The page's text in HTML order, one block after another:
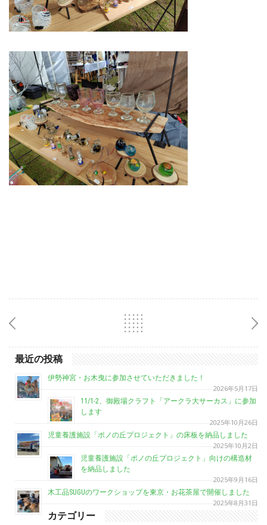
最近の投稿
伊勢神宮・お木曳に参加させていただきました！
2026年5月17日
11/1-2、御殿場クラフト「アークラ大サーカス」に参加
します
2025年10月26日
児童養護施設「ポノの丘プロジェクト」の床板を納品しました
2025年10月2日
児童養護施設「ポノの丘プロジェクト」向けの構造材
を納品しました
2025年9月16日
木工品SUGUのワークショップを東京・お花茶屋で開催しました
2025年8月31日
カテゴリー